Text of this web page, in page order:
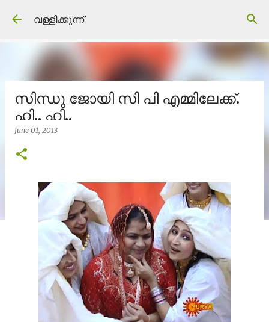
വള്ളിക്കുന്ന്
സിന്ധു ജോയി സി പി എമ്മിലേക്ക്.
ഹി.. ഹി..
June 01, 2013